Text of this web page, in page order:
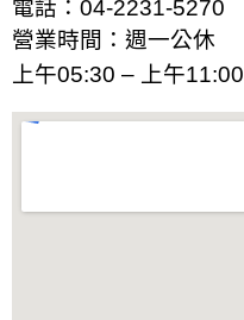
電話：04-2231-5270
營業時間：週一公休
上午05:30 – 上午11:00